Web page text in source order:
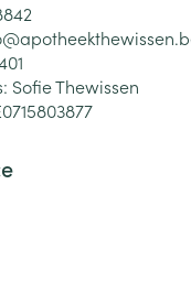
Sofie Thewissen